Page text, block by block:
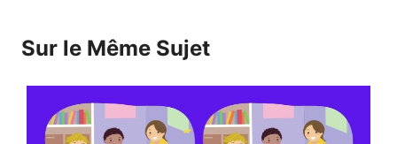
Sur le Même Sujet